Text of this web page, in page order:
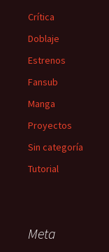
Crítica
Doblaje
Estrenos
Fansub
Manga
Proyectos
Sin categoría
Tutorial
Meta